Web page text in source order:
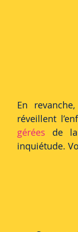
En
réveillent
gérées de la
inquiétude.